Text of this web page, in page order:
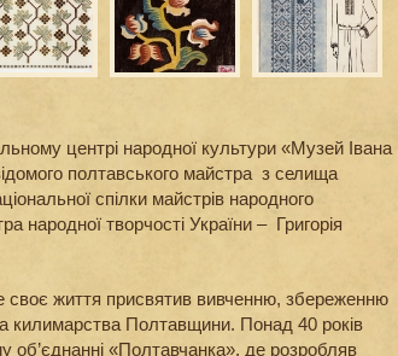
центрі народної культури «Музей Івана
полтавського майстра з селища
спілки майстрів народного
народної творчості України – Григорія
своє життя присвятив вивченню, збереженню
килимарства Полтавщини. Понад 40 років
«Полтавчанка», де розробляв